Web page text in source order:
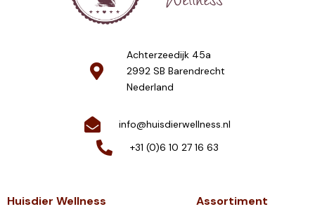
Achterzeedijk 45a
2992 SB Barendrecht
Nederland
info@huisdierwellness.nl
+31 (0)6 10 27 16 63
Huisdier Wellness
Assortiment